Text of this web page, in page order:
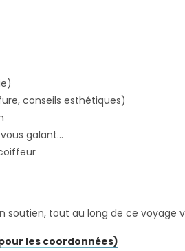
conseils esthétiques)
galant…
tout au long de ce voyage
les coordonnées)